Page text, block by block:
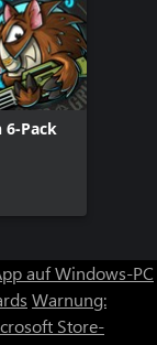
6-Pack
auf Windows-PC
Warnung:
Store-